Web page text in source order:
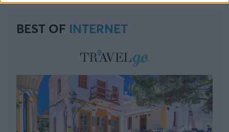
BEST OF INTERNET